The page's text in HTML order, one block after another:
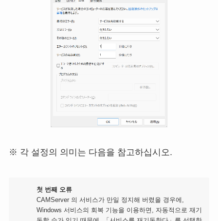
※ 각 설정의 의미는 다음을 참고하십시오.
첫 번째 오류
CAMServer 의 서비스가 만일 정지해 버렸을 경우에,
Windows 서비스의 회복 기능을 이용하면, 자동적으로 재기